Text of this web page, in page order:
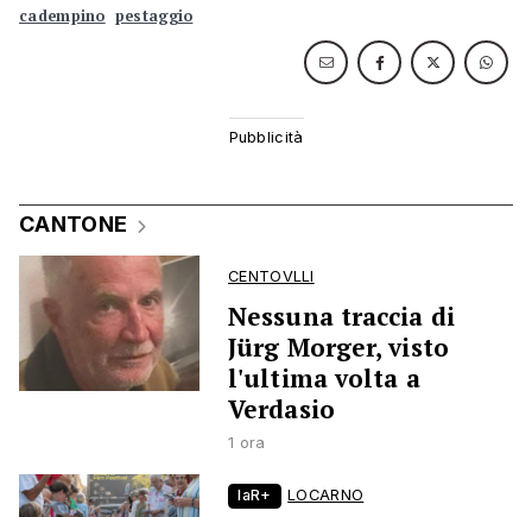
cadempino pestaggio
CANTONE
CENTOVLLI
Nessuna traccia di
Jürg Morger, visto
l'ultima volta a
Verdasio
1 ora
laR+ LOCARNO